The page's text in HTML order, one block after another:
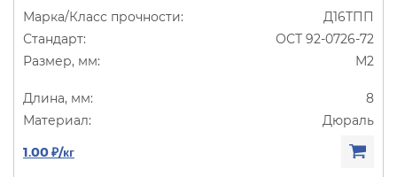
Д16ТПП
ОСТ 92-0726-72
М2
8
Дюраль
1.00 ₽/кг